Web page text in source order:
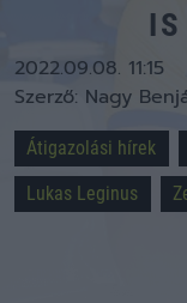
2022.09.08. 11:15
Szerző: Nagy
Átigazolási hírek
Lukas Leginus